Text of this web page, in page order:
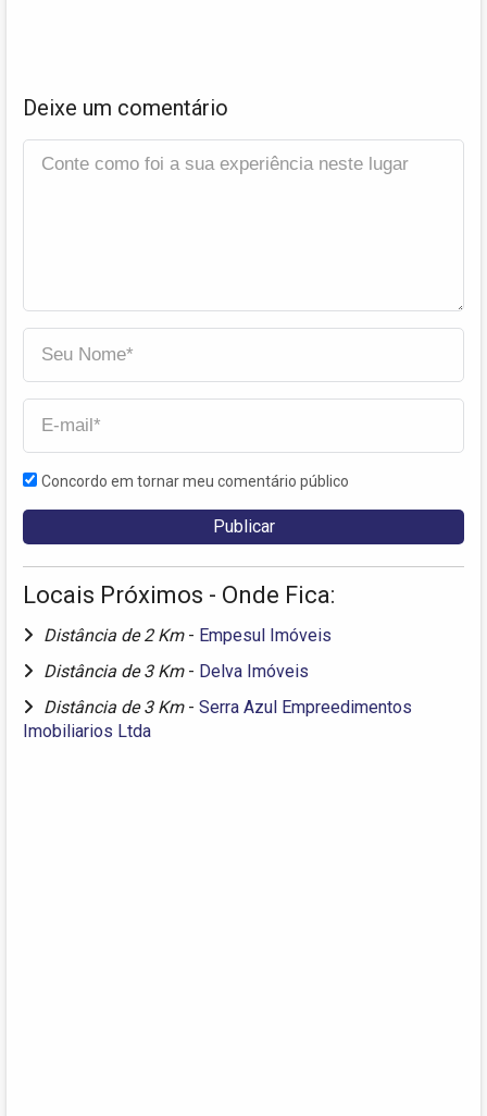
Deixe um comentário
Concordo em tornar meu comentário público
Locais Próximos - Onde Fica:
Distância de 2 Km - Empesul Imóveis
Distância de 3 Km - Delva Imóveis
Distância de 3 Km - Serra Azul Empreedimentos
Imobiliarios Ltda